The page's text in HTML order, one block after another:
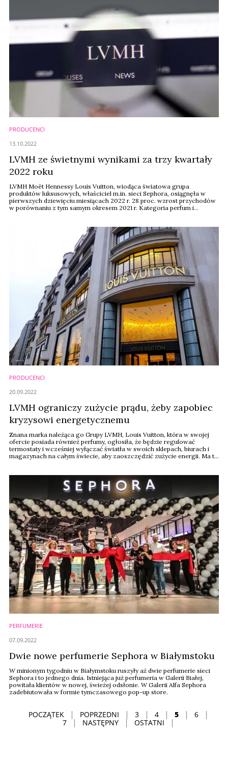
PRODUCENCI
LVMH ze świetnymi wynikami za trzy kwartały
2022 roku
LVMH Moët Hennessy Louis Vuitton, wiodąca światowa grupa
produktów luksusowych, właściciel m.in. sieci Sephora, osiągnęła w
pierwszych dziewięciu miesiącach 2022 r. 28 proc. wzrost przychodów
w porównaniu z tym samym okresem 2021 r. Kategoria perfum i
13.10.2022
PRODUCENCI
LVMH ograniczy zużycie prądu, żeby zapobiec
kryzysowi energetycznemu
Znana marka należąca go Grupy LVMH, Louis Vuitton, która w swojej
ofercie posiada również perfumy, ogłosiła, że będzie regulować
termostaty i wcześniej wyłączać światła w swoich sklepach, biurach i
magazynach na całym świecie, aby zaoszczędzić zużycie energii. Ma to
20.09.2022
PERFUMERIE
Dwie nowe perfumerie Sephora w Białymstoku
W minionym tygodniu w Białymstoku ruszyły aż dwie perfumerie sieci
Sephora i to jednego dnia. Istniejąca już perfumeria w Galerii Białej,
powitała klientów w nowej, świeżej odsłonie. W Galerii Alfa Sephora
zadebiutowała w formie tymczasowego pop-up store.
07.09.2022
POCZĄTEK POPRZEDNI 3 4 5
6
7
NASTĘPNY OSTATNI